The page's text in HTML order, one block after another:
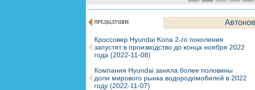
ПРЕДЫДУЩИЕ
Кроссовер Hyundai Kona 2-го поколения
запустят в производство до конца ноября 2022
года (2022-11-08)
Компания Hyundai заняла более половины
доли мирового рынка водородомобилей в 2022
году (2022-11-07)